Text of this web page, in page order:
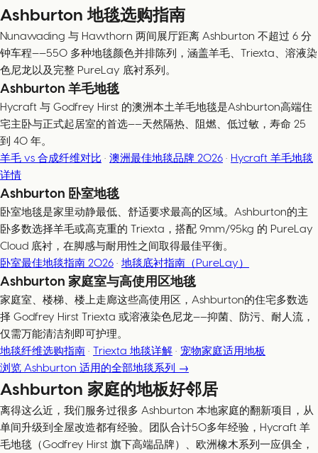
Ashburton 地毯选购指南
Nunawading 与 Hawthorn 两间展厅距离 Ashburton 不超过 6 分
钟车程——550 多种地毯颜色并排陈列，涵盖羊毛、Triexta、溶液染
色尼龙以及完整 PureLay 底衬系列。
Ashburton 羊毛地毯
Hycraft 与 Godfrey Hirst 的澳洲本土羊毛地毯是Ashburton高端住
宅主卧与正式起居室的首选——天然隔热、阻燃、低过敏，寿命 25
到 40 年。
羊毛 vs 合成纤维对比 · 澳洲最佳地毯品牌 2026 · Hycraft 羊毛地毯
详情
Ashburton 卧室地毯
卧室地毯是家里动静最低、舒适要求最高的区域。Ashburton的主
卧多数选择羊毛或高克重的 Triexta，搭配 9mm/95kg 的 PureLay
Cloud 底衬，在脚感与耐用性之间取得最佳平衡。
卧室最佳地毯指南 2026 · 地毯底衬指南（PureLay）
Ashburton 家庭室与高使用区地毯
家庭室、楼梯、楼上走廊这些高使用区，Ashburton的住宅多数选
择 Godfrey Hirst Triexta 或溶液染色尼龙——抑菌、防污、耐人流，
仅需万能清洁剂即可护理。
地毯纤维选购指南 · Triexta 地毯详解 · 宠物家庭适用地板
浏览 Ashburton 适用的全部地毯系列 →
Ashburton 家庭的地板好邻居
离得这么近，我们服务过很多 Ashburton 本地家庭的翻新项目，从
单间升级到全屋改造都有经验。团队合计50多年经验，Hycraft 羊
毛地毯（Godfrey Hirst 旗下高端品牌）、欧洲橡木系列一应俱全，